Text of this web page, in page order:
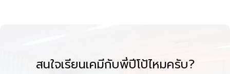
สนใจเรียนเคมีกับพี่ปีโป้ไหมครับ?